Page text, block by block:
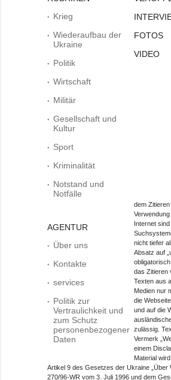
Krieg
Wiederaufbau der
Ukraine
Politik
Wirtschaft
Militär
Gesellschaft und
Kultur
Sport
Kriminalität
Notstand und
Notfälle
AGENTUR
Über uns
Kontakte
services
Politik zur
Vertraulichkeit und
zum Schutz
personenbezogener
Daten
FOTOS
VIDEO
dem
Internet
nicht tiefer
Absatz auf
das Zitieren
Texten aus
Medien nur
die
und auf die
zulässig.
Vermerk
einem
Material
Artikel 9 des Gesetzes der Ukraine „Über
270/96-WR vom 3. Juli 1996 und dem